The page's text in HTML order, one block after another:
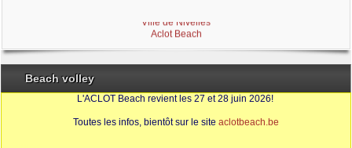
Ville de Nivelles
Aclot Beach
Beach volley
L'ACLOT Beach revient les 27 et 28 juin 2026!
Toutes les infos, bientôt sur le site aclotbeach.be